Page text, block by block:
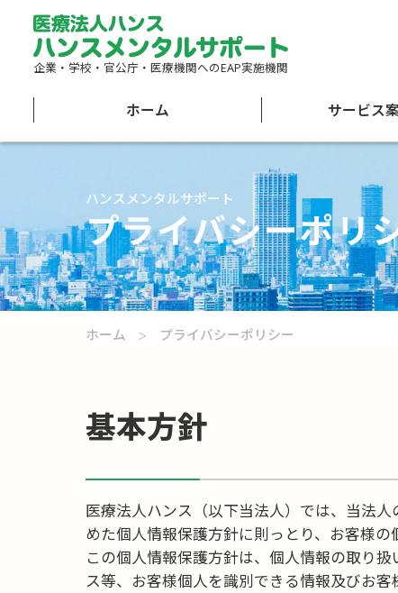
企業・学校・官公庁・医療機関へのEAP実施機関
ホーム サービス
ハンスメンタルサポート
プライバシーポリ
ホーム ＞ プライバシーポリシー
基本方針
医療法人ハンス（以下当法人）では、当法
めた個人情報保護方針に則っとり、お客様の
この個人情報保護方針は、個人情報の取り
ス等、お客様個人を識別できる情報及びお客